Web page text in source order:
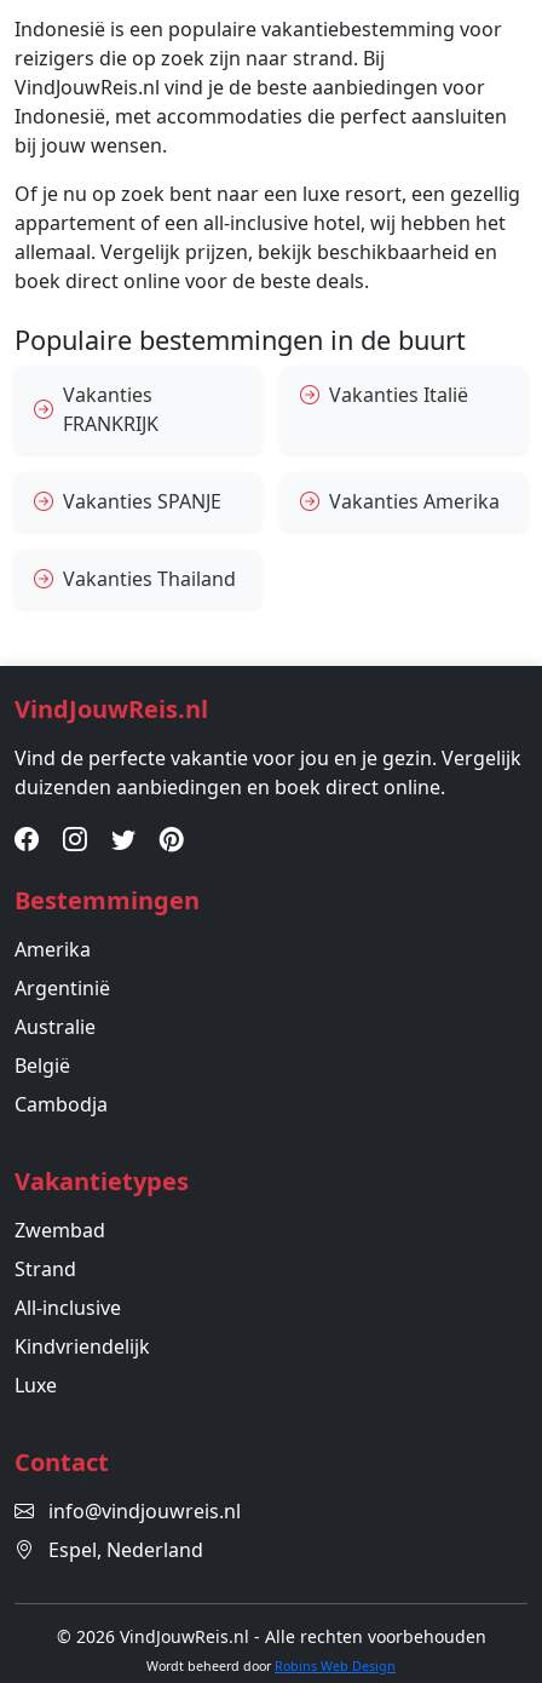
Indonesië is een populaire vakantiebestemming voor
reizigers die op zoek zijn naar strand. Bij
VindJouwReis.nl vind je de beste aanbiedingen voor
Indonesië, met accommodaties die perfect aansluiten
bij jouw wensen.
Of je nu op zoek bent naar een luxe resort, een gezellig
appartement of een all-inclusive hotel, wij hebben het
allemaal. Vergelijk prijzen, bekijk beschikbaarheid en
boek direct online voor de beste deals.
Populaire bestemmingen in de buurt
Vakanties
FRANKRIJK
Vakanties Italië
Vakanties SPANJE Vakanties Amerika
Vakanties Thailand
VindJouwReis.nl
Vind de perfecte vakantie voor jou en je gezin. Vergelijk
duizenden aanbiedingen en boek direct online.
Bestemmingen
Amerika
Argentinië
Australie
België
Cambodja
Vakantietypes
Zwembad
Strand
All-inclusive
Kindvriendelijk
Luxe
Contact
info@vindjouwreis.nl
Espel, Nederland
© 2026 VindJouwReis.nl - Alle rechten voorbehouden
Wordt beheerd door Robins Web Design